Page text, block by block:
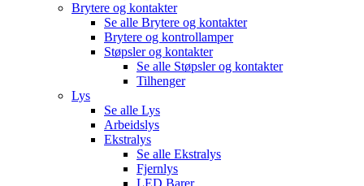
Brytere og kontakter
Se alle Brytere og kontakter
Brytere og kontrollamper
Støpsler og kontakter
Se alle Støpsler og kontakter
Tilhenger
Lys
Se alle Lys
Arbeidslys
Ekstralys
Se alle Ekstralys
Fjernlys
LED Barer